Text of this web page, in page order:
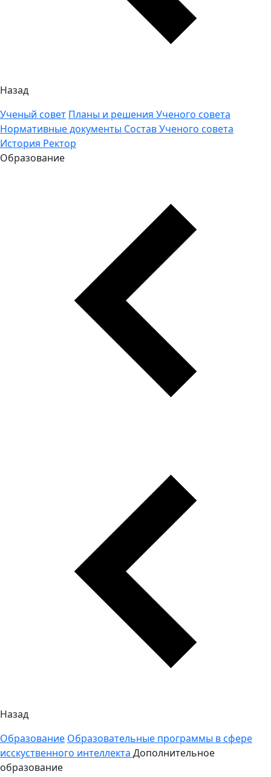
Назад
Ученый совет Планы и решения Ученого совета
Нормативные документы Состав Ученого совета
История Ректор
Образование
Назад
Образование Образовательные программы в сфере
исскуственного интеллекта Дополнительное
образование